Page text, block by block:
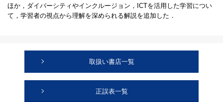
ほか，ダイバーシティやインクルージョン，ICTを活用した学習につい
て，学習者の視点から理解を深められる解説を追加した．
取扱い書店一覧
正誤表一覧